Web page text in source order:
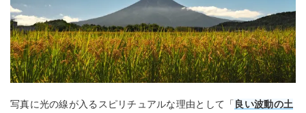
写真に光の線が入るスピリチュアルな理由として「 良い波動の土